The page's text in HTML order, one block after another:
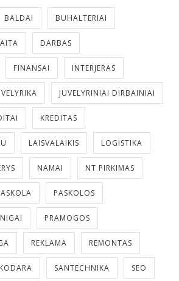
BALDAI BUHALTERIAI
DARBAS
FINANSAI INTERJERAS
JUVELYRINIAI DIRBAINIAI
KREDITAS
LAISVALAIKIS LOGISTIKA
NAMAI NT PIRKIMAS
PASKOLOS
PRAMOGOS
REKLAMA REMONTAS
SANTECHNIKA SEO